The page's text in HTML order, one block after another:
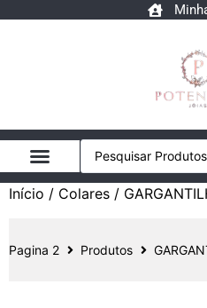
Início / Colares /
Pagina 2 Produtos